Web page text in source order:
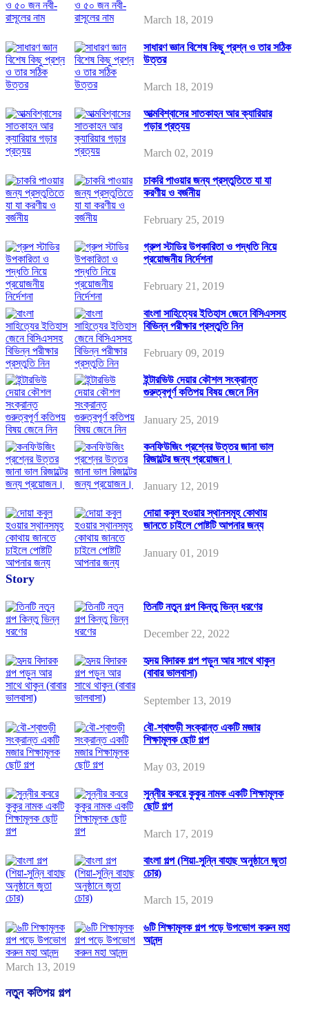
March 18, 2019
সাধারণ জ্ঞান বিশেষ কিছু প্রশ্ন ও তার সঠিক
উত্তর
March 18, 2019
আত্মবিশ্বাসের সাতকাহন আর ক্যারিয়ার
গড়ার প্রত্যয়
March 02, 2019
চাকরি পাওয়ার জন্য প্রস্তুতিতে যা যা
করণীয় ও বর্জনীয়
February 25, 2019
গ্রুপ স্টাডির উপকারিতা ও পদ্ধতি নিয়ে
প্রয়োজনীয় নির্দেশনা
February 21, 2019
বাংলা সাহিত্যের ইতিহাস জেনে বিসিএসসহ
বিভিন্ন পরীক্ষার প্রস্তুতি নিন
February 09, 2019
ইন্টারভিউ দেয়ার কৌশল সংক্রান্ত
গুরুত্বপূর্ণ কতিপয় বিষয় জেনে নিন
January 25, 2019
কনফিউজিং প্রশ্নের উত্তর জানা ভাল
রিজাল্টের জন্য প্রয়োজন।
January 12, 2019
দোয়া কবুল হওয়ার স্থানসমূহ কোথায়
জানতে চাইলে পোষ্টটি আপনার জন্য
January 01, 2019
Story
তিনটি নতুন গল্প কিন্তু ভিন্ন ধরণের
December 22, 2022
হৃদয় বিদারক গল্প পড়ুন আর সাথে থাকুন
(বাবার ভালবাসা)
September 13, 2019
বৌ-শ্বাশুড়ী সংক্রান্ত একটি মজার
শিক্ষামূলক ছোট গল্প
May 03, 2019
সুন্নীর কবরে কুকুর নামক একটি শিক্ষামূলক
ছোট গল্প
March 17, 2019
বাংলা গল্প (শিয়া-সুন্নি বাহাছ অনুষ্ঠানে জুতা
চোর)
March 15, 2019
৬টি শিক্ষামূলক গল্প পড়ে উপভোগ করুন মহা
আনন্দ
March 13, 2019
নতুন কতিপয় গল্প